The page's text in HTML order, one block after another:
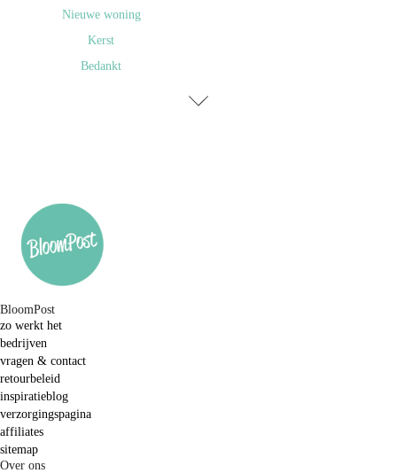
Nieuwe woning
Kerst
Bedankt
BloomPost
zo werkt het
bedrijven
vragen & contact
retourbeleid
inspiratieblog
verzorgingspagina
affiliates
sitemap
Over ons